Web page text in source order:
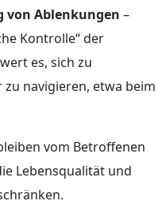
von Ablenkungen –
Kontrolle“ der
es, sich zu
navigieren, etwa beim
vom Betroffenen
Lebensqualität und